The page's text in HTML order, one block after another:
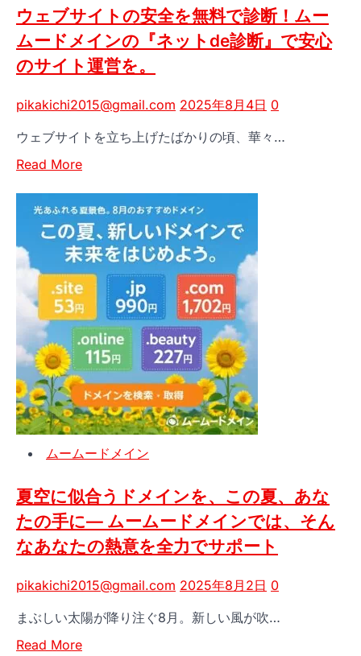
ン
メ
ー
ル
業
務
効
率
マ
ー
ス】
SNS
促
で
上
IT
導
入
補
助
金
活
用
無
料
個
別
相
談
【第
4
申
ウェブサイトの安全を無料で診断！ムー
ムードメインの『ネットde診断』で安心
のサイト運営を。
pikakichi2015@gmail.com 2025年8月4日 0
ウェブサイトを立ち上げたばかりの頃、華々…
Read MoreRead
about
ウ
ェ
ブ
サ
イ
ト
の
安
全
を
無
料
で
断！
ー
ム
ド
メ
イ
ン
ムームードメイン
夏空に似合うドメインを、この夏、あな
たの手に— ムームードメインでは、そん
なあなたの熱意を全力でサポート
pikakichi2015@gmail.com 2025年8月2日 0
まぶしい太陽が降り注ぐ8月。新しい風が吹…
Read MoreRead